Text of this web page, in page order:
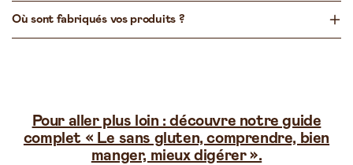
Où sont fabriqués vos produits ?
Pour aller plus loin : découvre notre guide
complet « Le sans gluten, comprendre, bien
manger, mieux digérer ».